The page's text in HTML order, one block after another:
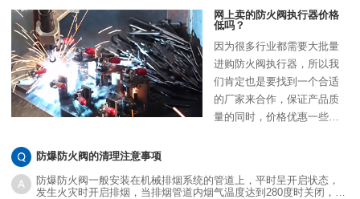
网上卖的防火阀执行器价格
低吗？
因为很多行业都需要大批量
进购防火阀执行器，所以我
们肯定也是要找到一个合适
的厂家来合作，保证产品质
量的同时，价格优惠一些当
上不少批发商的价格都非常
防爆防火阀的清理注意事项
防爆防火阀一般安装在机械排烟系统的管道上，平时呈开启状态，
发生火灾时开启排烟，当排烟管道内烟气温度达到280度时关闭，并